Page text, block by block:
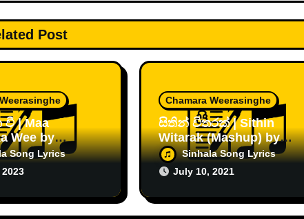
Post
| Maa
Wee by
Weerasinghe
Song Lyrics
Chamara Weerasinghe
සිතින් විතරක් | Sithin
Witarak (Mashup) by
Chamara Weerasinghe
Sinhala Song Lyrics
July 10, 2021